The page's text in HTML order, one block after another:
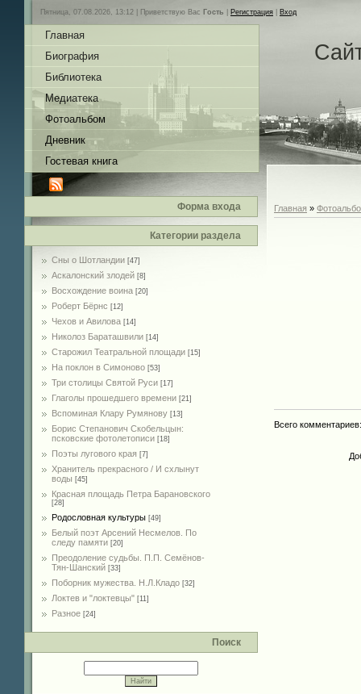
Пятница, 07.08.2026, 13:12 | Приветствую Вас Гость Регистрация Вход
Главная
Биография
Библиотека
Медиатека
Фотоальбом
Дневник
Гостевая книга
Форма входа
Категории раздела
Сны о Шотландии [47]
Аскалонский злодей [8]
Восхождение воина [20]
Роберт Бёрнс [12]
Чехов и Авилова [14]
Николоз Бараташвили [14]
Cтарожил Театральной площади [15]
На поклон в Симоново [53]
Три столицы Святой Руси [17]
Глаголы прошедшего времени [21]
Вспоминая Клару Румянову [13]
Борис Степанович Скобельцын:
псковские фотолетописи [18]
Поэты лугового края [7]
Хранитель прекрасного / И схлынут
воды [45]
Красная площадь Петра Барановского
[28]
Родословная культуры [49]
Белый поэт Арсений Несмелов. По
следу памяти [20]
Преодоление судьбы. П.П. Семёнов-
Тян-Шанский [33]
Поборник мужества. Н.Л.Кладо [32]
Локтев и "локтевцы" [11]
Разное [24]
Поиск
Главная »
Всего комментариев